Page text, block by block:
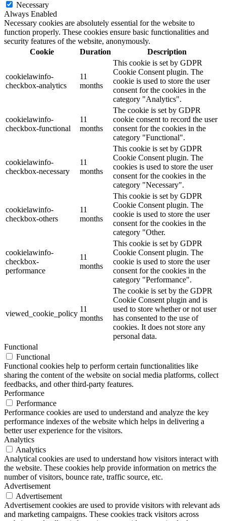
Necessary
Always Enabled
Necessary cookies are absolutely essential for the website to
function properly. These cookies ensure basic functionalities and
security features of the website, anonymously.
Cookie
Duration Description
cookielawinfo-
checkbox-analytics
11
months
This cookie is set by GDPR
Cookie Consent plugin. The
cookie is used to store the user
consent for the cookies in the
category "Analytics".
cookielawinfo-
checkbox-functional
11
months
The cookie is set by GDPR
cookie consent to record the user
consent for the cookies in the
category "Functional".
cookielawinfo-
checkbox-necessary
11
months
This cookie is set by GDPR
Cookie Consent plugin. The
cookies is used to store the user
consent for the cookies in the
category "Necessary".
cookielawinfo-
checkbox-others
11
months
This cookie is set by GDPR
Cookie Consent plugin. The
cookie is used to store the user
consent for the cookies in the
category "Other.
cookielawinfo-
checkbox-
performance
11
months
This cookie is set by GDPR
Cookie Consent plugin. The
cookie is used to store the user
consent for the cookies in the
category "Performance".
viewed_cookie_policy
11
months
The cookie is set by the GDPR
Cookie Consent plugin and is
used to store whether or not user
has consented to the use of
cookies. It does not store any
personal data.
Functional
Functional
Functional cookies help to perform certain functionalities like
sharing the content of the website on social media platforms, collect
feedbacks, and other third-party features.
Performance
Performance
Performance cookies are used to understand and analyze the key
performance indexes of the website which helps in delivering a
better user experience for the visitors.
Analytics
Analytics
Analytical cookies are used to understand how visitors interact with
the website. These cookies help provide information on metrics the
number of visitors, bounce rate, traffic source, etc.
Advertisement
Advertisement
Advertisement cookies are used to provide visitors with relevant ads
and marketing campaigns. These cookies track visitors across